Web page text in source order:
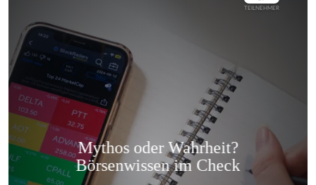
Überspringen